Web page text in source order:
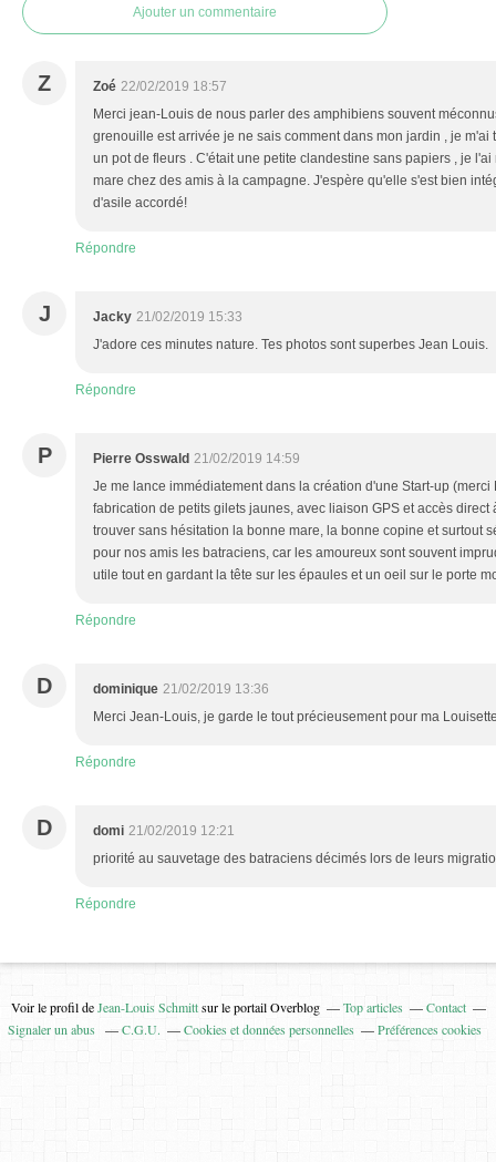
Ajouter un commentaire
Z Zoé 22/02/2019 18:57
Merci jean-Louis de nous parler des amphibiens souvent
grenouille est arrivée je ne sais comment dans mon jardin , je m'ai
un pot de fleurs . C'était une petite clandestine sans papiers , je
mare chez des amis à la campagne. J'espère qu'elle s'est bien
d'asile accordé!
Répondre
J Jacky 21/02/2019 15:33
J'adore ces minutes nature. Tes photos sont superbes Jean Louis.
Répondre
P Pierre Osswald 21/02/2019 14:59
Je me lance immédiatement dans la création d'une Start-up (merci
fabrication de petits gilets jaunes, avec liaison GPS et accès direct
trouver sans hésitation la bonne mare, la bonne copine et surtout
pour nos amis les batraciens, car les amoureux sont souvent
utile tout en gardant la tête sur les épaules et un oeil sur le porte
Répondre
D dominique 21/02/2019 13:36
Merci Jean-Louis, je garde le tout précieusement pour ma
Répondre
D domi 21/02/2019 12:21
priorité au sauvetage des batraciens décimés lors de leurs
Répondre
Voir le profil deJean-Louis Schmittsur le portail Overblog Top articles
Contact
Signaler un abus
C.G.U. Cookies et données personnelles Préférences cookies